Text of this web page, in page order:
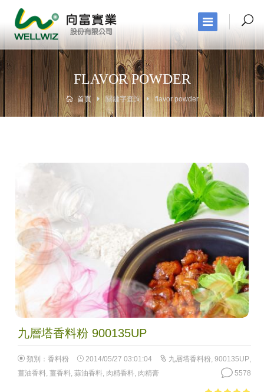
FLAVOR POWDER
首頁 關鍵字查詢 flavor powder
九層塔香料粉 900135UP
類別： 香料粉 2014/05/27 03:01:04 九層塔香料粉, 900135UP,
薑油香料, 薑香料, 蒜油香料, 肉精香料, 肉精膏 5578